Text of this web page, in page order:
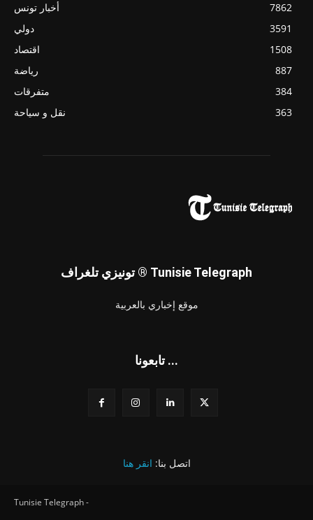
أخبار تونس
7862
دولي
3591
اقتصاد
1508
رياضة
887
متفرقات
384
نقل و سياحة
363
تونيزي تلغراف ® Tunisie Telegraph
موقع إخباري بالعربية
تابعونا ...
اتصل بنا: انقر هنا
Tunisie Telegraph -